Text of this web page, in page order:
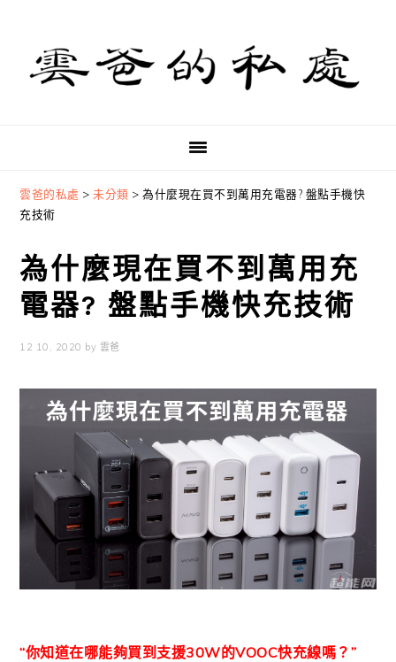
primary
navigation
content
primary
sidebar
雲爸的私處 >未分類 >為什麼現在買不到萬用充電器? 盤點手機快
充技術
為什麼現在買不到萬用充
電器? 盤點手機快充技術
12 10, 2020 by 雲爸
“你知道在哪能夠買到支援30W的VOOC快充線嗎？”